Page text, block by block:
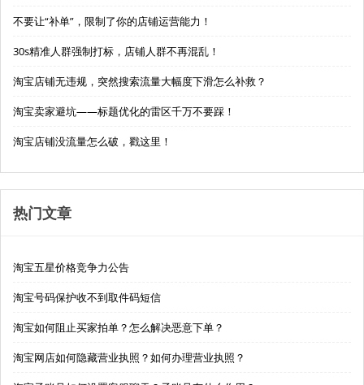
不要让“补单”，限制了你的店铺运营能力！
30s精准人群强制打标，店铺人群不再混乱！
淘宝店铺无违规，突然搜索流量大幅度下滑怎么补救？
淘宝卖家避坑——标题优化的雷区千万不要踩！
淘宝店铺没流量怎么破，戳这里！
热门文章
淘宝五星价格竞争力公告
淘宝号码保护收不到取件码短信
淘宝如何阻止买家拍单？怎么解决恶意下单？
淘宝网店如何隐藏营业执照？如何办理营业执照？